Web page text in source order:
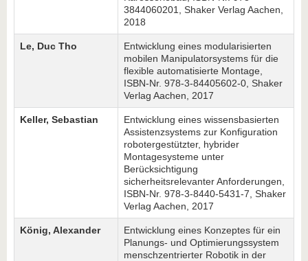
3844060201, Shaker Verlag Aachen,
2018
Le, Duc Tho
Entwicklung eines modularisierten
mobilen Manipulatorsystems für die
flexible automatisierte Montage,
ISBN-Nr. 978-3-84405602-0, Shaker
Verlag Aachen, 2017
Keller, Sebastian
Entwicklung eines wissensbasierten
Assistenzsystems zur Konfiguration
robotergestützter, hybrider
Montagesysteme unter
Berücksichtigung
sicherheitsrelevanter Anforderungen,
ISBN-Nr. 978-3-8440-5431-7, Shaker
Verlag Aachen, 2017
König, Alexander
Entwicklung eines Konzeptes für ein
Planungs- und Optimierungssystem
menschzentrierter Robotik in der